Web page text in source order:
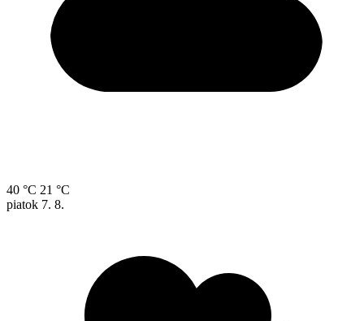
40 °C 21 °C
piatok 7. 8.